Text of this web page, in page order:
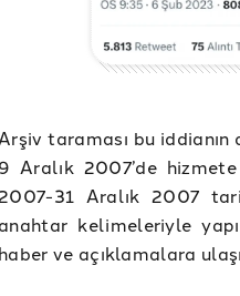
taraması bu
9 Aralık 2007’de
31 Aralık 2007
anahtar kelimeleriyle
haber ve açıklamalara